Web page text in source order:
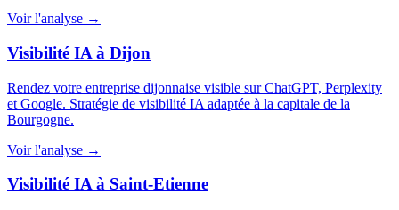
Voir l'analyse →
Visibilité IA à Dijon
Rendez votre entreprise dijonnaise visible sur ChatGPT, Perplexity
et Google. Stratégie de visibilité IA adaptée à la capitale de la
Bourgogne.
Voir l'analyse →
Visibilité IA à Saint-Etienne